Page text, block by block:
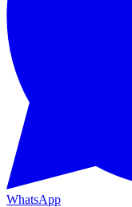
WhatsApp